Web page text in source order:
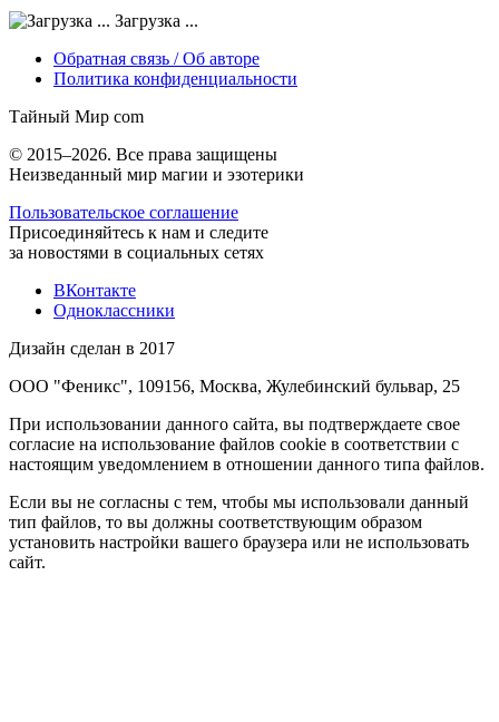
Загрузка ...
Обратная связь / Об авторе
Политика конфиденциальности
Тайный Мир com
© 2015–2026. Все права защищены
Неизведанный мир магии и эзотерики
Пользовательское соглашение
Присоединяйтесь к нам и следите
за новостями в социальных сетях
ВКонтакте
Одноклассники
Дизайн сделан в 2017
ООО "Феникс", 109156, Москва, Жулебинский бульвар, 25
При использовании данного сайта, вы подтверждаете свое
согласие на использование файлов cookie в соответствии с
настоящим уведомлением в отношении данного типа файлов.
Если вы не согласны с тем, чтобы мы использовали данный
тип файлов, то вы должны соответствующим образом
установить настройки вашего браузера или не использовать
сайт.